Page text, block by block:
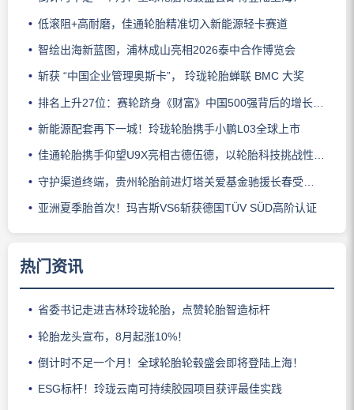
低滚阻+高耐磨，佳通轮胎精准切入新能源轻卡赛道
智绘出海新蓝图，浦林成山亮相2026泰中合作博览会
斩获 “中国企业管理奥斯卡”， 玲珑轮胎蝉联 BMC 大奖
排名上升27位：赛轮跻身《财富》中国500强背后的增长逻辑
新能源配套再下一城！玲珑轮胎携手小鹏L03全球上市
佳通轮胎携手仰望U9X亮相古德伍德，以轮胎科技挑战性能边界
守护渠道终端，贵州轮胎前进灯塔关爱基金驰援长春受灾门店
亚洲夏季胎首次！玛吉斯VS6斩获德国TÜV SÜD高阶认证
热门资讯
省委书记走进吉林玲珑轮胎，点赞轮胎智造标杆
轮胎龙头宣布，8月起涨10%！
倒计时不足一个月！全球轮胎轮毂盛会即将登陆上海！
ESG标杆！玲珑云南可持续胶园项目获评最佳实践